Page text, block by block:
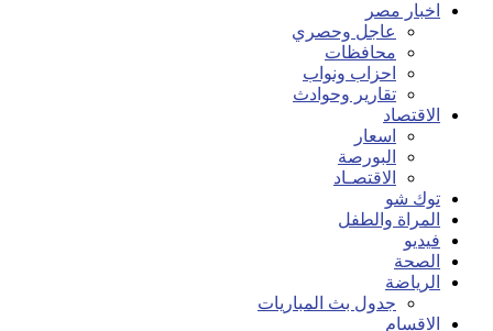
اخبار مصر
عاجل وحصري
محافظات
احزاب ونواب
تقارير وحوادث
الاقتصاد
اسعار
البورصة
الاقتصـاد
توك شو
المراة والطفل
فيديو
الصحة
الرياضة
جدول بث المباريات
الاقسام